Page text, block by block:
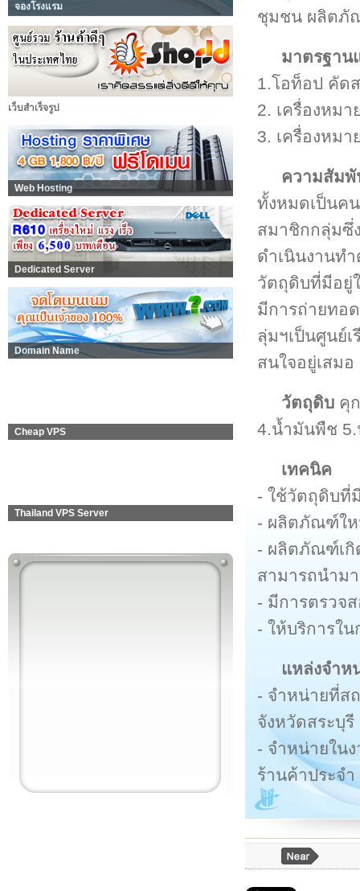
จองโรงแรม
เว็บสำเร็จรูป
Web Hosting
Dedicated Server
Domain Name
Cheap VPS
Thailand VPS Server
ชุมชน ผลิตภั
มาตรฐาน
1.โอท็อป คัด
2. เครื่องหม
3. เครื่องหม
ความสัม
ทั้งหมดเป็นค
สมาชิกกลุ่มซึ่
ดำเนินงานท
วัตถุดิบที่มีอยู่
มีการถ่ายทอ
ลุ่มฯเป็นศูนย์
สนใจอยู่เสมอ
วัตถุดิบ คุ
4.น้ำมันพืช 5.
เทคนิค
- ใช้วัตถุดิบ
- ผลิตภัณฑ์ให
- ผลิตภัณฑ์เกิ
สามารถนำม
- มีการตรวจ
- ให้บริการใ
แหล่งจำ
- จำหน่ายที่ส
จังหวัดสระบุรี
- จำหน่ายใน
ร้านค้าประจำ